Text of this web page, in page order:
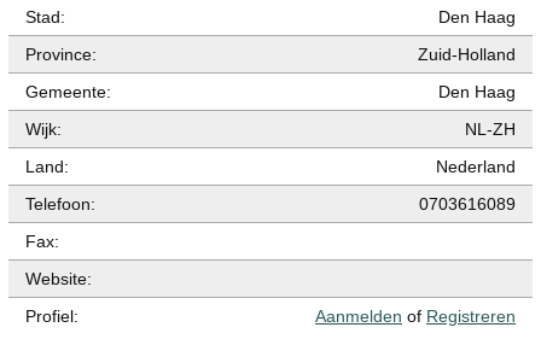
Stad:
Den Haag
Province:
Zuid-Holland
Gemeente:
Den Haag
Wijk:
NL-ZH
Land:
Nederland
Telefoon:
0703616089
Fax:
Website:
Profiel:
Aanmelden of Registreren